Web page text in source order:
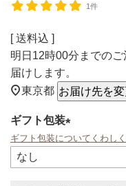
1件
送料込
明日 12時00分 までの
届けします。
東京都 お届け先を
ギフト包装
(必
ギフト包装についてくわし